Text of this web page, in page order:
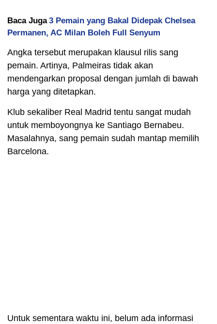
Baca Juga 3 Pemain yang Bakal Didepak Chelsea
Permanen, AC Milan Boleh Full Senyum
Angka tersebut merupakan klausul rilis sang
pemain. Artinya, Palmeiras tidak akan
mendengarkan proposal dengan jumlah di bawah
harga yang ditetapkan.
Klub sekaliber Real Madrid tentu sangat mudah
untuk memboyongnya ke Santiago Bernabeu.
Masalahnya, sang pemain sudah mantap memilih
Barcelona.
Untuk sementara waktu ini, belum ada informasi